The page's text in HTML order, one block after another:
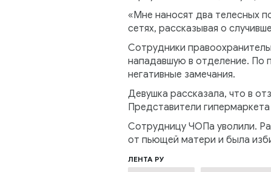
«Мне наносят два телесных
сетях, рассказывая о
Сотрудники
нападавшую в отделение. По
негативные замечания.
Девушка рассказала, что в
Представители
Сотрудницу ЧОПа уволили.
от пьющей матери и была
ЛЕНТА РУ